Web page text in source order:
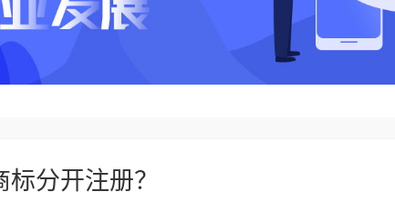
分开注册？